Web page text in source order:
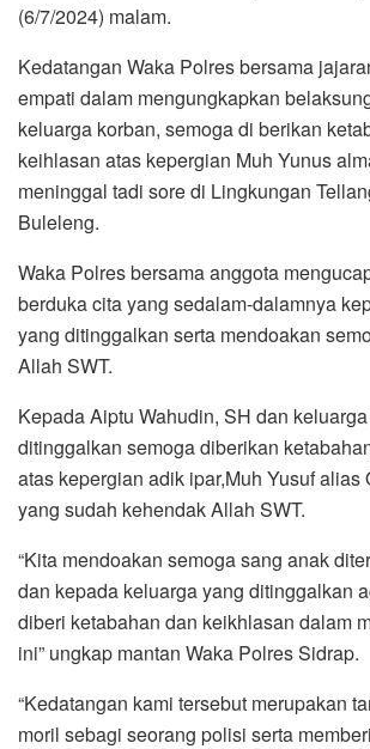
(6/7/2024) malam.
Kedatangan Waka Polres bersama
empati dalam mengungkapkan
keluarga korban, semoga di berikan
keihlasan atas kepergian Muh Yunus
meninggal tadi sore di Lingkungan
Buleleng.
Waka Polres bersama anggota
berduka cita yang sedalam-dalamnya
yang ditinggalkan serta mendoakan
Allah SWT.
Kepada Aiptu Wahudin, SH dan
ditinggalkan semoga diberikan
atas kepergian adik ipar,Muh Yusuf alias
yang sudah kehendak Allah SWT.
“Kita mendoakan semoga sang anak
dan kepada keluarga yang ditinggalkan
diberi ketabahan dan keikhlasan dalam
ini” ungkap mantan Waka Polres Sidrap.
“Kedatangan kami tersebut merupakan
moril sebagi seorang polisi serta